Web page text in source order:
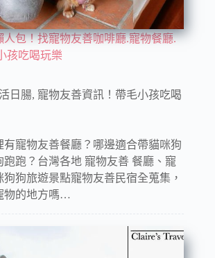
人包！找寵物友善咖啡廳.寵物餐廳.
孩吃喝玩樂
日腸, 寵物友善資訊！帶毛小孩吃喝
有寵物友善餐廳？哪邊適合帶貓咪狗
跑？台灣各地 寵物友善 餐廳、寵
狗旅遊景點寵物友善民宿全蒐集，
物的地方嗎…